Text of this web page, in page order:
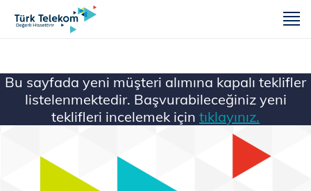
Bu sayfada yeni müşteri alımına kapalı teklifler
listelenmektedir. Başvurabileceğiniz yeni
teklifleri incelemek için tıklayınız.